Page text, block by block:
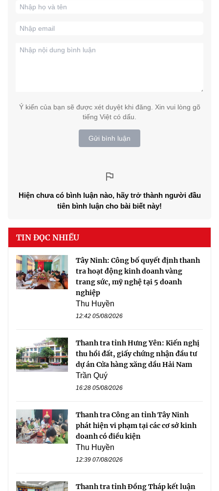
Ý kiến của bạn sẽ được xét duyệt khi đăng. Xin vui lòng gõ
tiếng Việt có dấu.
Gửi bình luận
Hiện chưa có bình luận nào, hãy trở thành người đầu
tiên bình luận cho bài biết này!
TIN ĐỌC NHIỀU
Tây Ninh: Công bố quyết định thanh
tra hoạt động kinh doanh vàng
trang sức, mỹ nghệ tại 5 doanh
nghiệp
Thu Huyền
12:42 05/08/2026
Thanh tra tỉnh Hưng Yên: Kiến nghị
thu hồi đất, giấy chứng nhận đầu tư
dự án Cửa hàng xăng dầu Hải Nam
Trần Quý
16:28 05/08/2026
Thanh tra Công an tỉnh Tây Ninh
phát hiện vi phạm tại các cơ sở kinh
doanh có điều kiện
Thu Huyền
12:39 07/08/2026
Thanh tra tỉnh Đồng Tháp kết luận